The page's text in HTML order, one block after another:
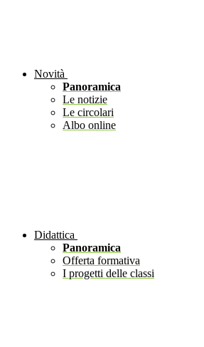
Novità
Panoramica
Le notizie
Le circolari
Albo online
Didattica
Panoramica
Offerta formativa
I progetti delle classi